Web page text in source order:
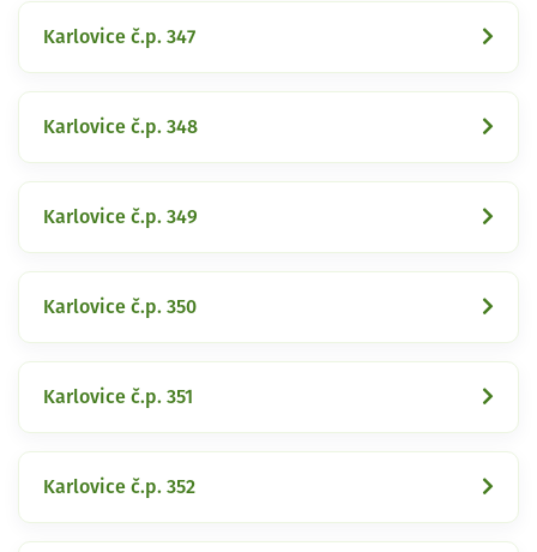
Karlovice č.p. 347
Karlovice č.p. 348
Karlovice č.p. 349
Karlovice č.p. 350
Karlovice č.p. 351
Karlovice č.p. 352